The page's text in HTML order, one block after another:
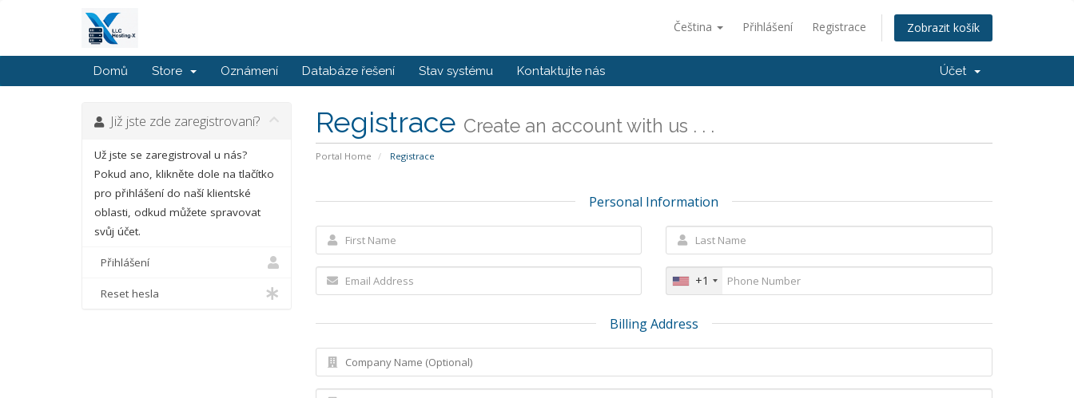
Čeština Přihlášení Registrace Zobrazit košík
Domů Store Oznámení Databáze řešení Stav systému Kontaktujte nás Účet
Registrace Create an account with us . . .
Portal Home Registrace
Již jste zde zaregistrovaní?
Už jste se zaregistroval u nás?
Pokud ano, klikněte dole na tlačítko
pro přihlášení do naší klientské
oblasti, odkud můžete spravovat
svůj účet.
Přihlášení
Reset hesla
Personal Information
+1
Billing Address